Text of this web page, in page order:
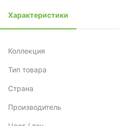
Характеристики
Коллекция
Тип товара
Страна
Производитель